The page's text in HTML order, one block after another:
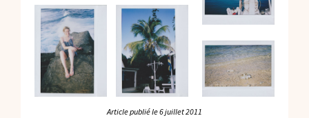
Article publié le6 juillet 2011